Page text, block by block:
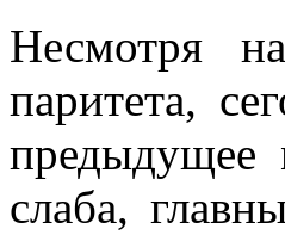
Несмотря
паритета,
предыдущее
слаба,